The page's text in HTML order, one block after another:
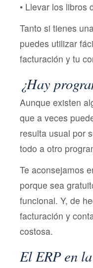
• Llevar los libros
Tanto si tienes
puedes utilizar
facturación y tu
¿Hay
Aunque existen
que a veces
resulta usual por
todo a otro
Te aconsejamos
porque sea
funcional. Y, de
facturación y
costosa.
El ERP en